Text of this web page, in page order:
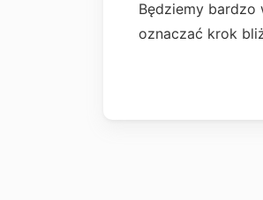
Będziemy bardzo
oznaczać krok